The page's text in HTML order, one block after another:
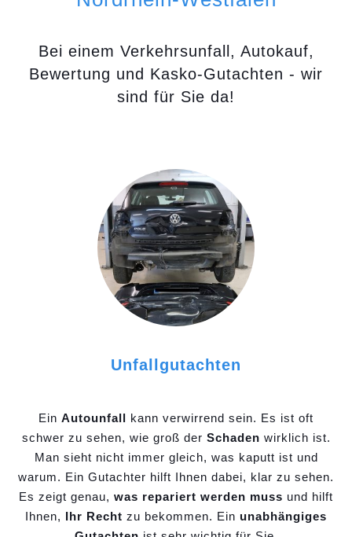
Bei einem Verkehrsunfall, Autokauf,
Bewertung und Kasko-Gutachten - wir
sind für Sie da!
Unfallgutachten
Ein Autounfall kann verwirrend sein. Es ist oft
schwer zu sehen, wie groß der Schaden wirklich ist.
Man sieht nicht immer gleich, was kaputt ist und
warum. Ein Gutachter hilft Ihnen dabei, klar zu sehen.
Es zeigt genau, was repariert werden muss und hilft
Ihnen, Ihr Recht zu bekommen. Ein unabhängiges